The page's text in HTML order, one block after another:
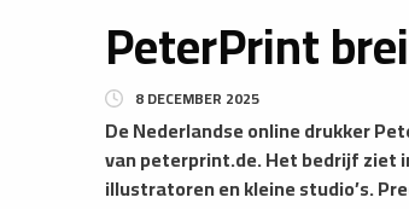
PeterPrint
8 DECEMBER 2025
De Nederlandse online drukker
van peterprint.de. Het bedrijf ziet
illustratoren en kleine studio’s.